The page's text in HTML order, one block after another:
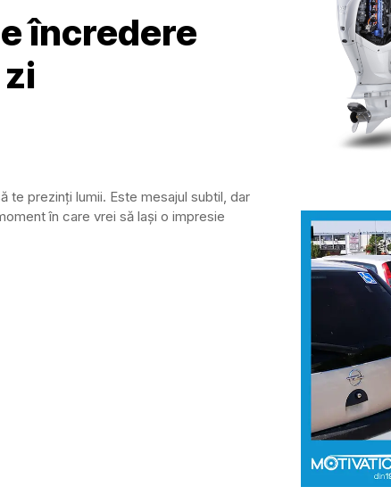
încredere
te prezinți lumii. Este mesajul subtil, dar
în care vrei să lași o impresie